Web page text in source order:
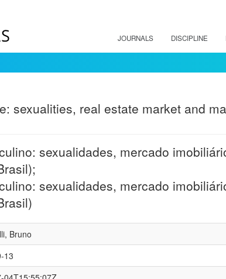
JOURNALS DISCIPLINE
sexualities, real estate market and
sexualidades, mercado
sexualidades, mercado
Bruno
13